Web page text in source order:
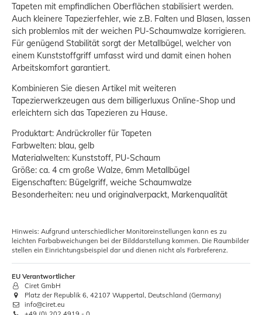
Tapeten mit empfindlichen Oberflächen stabilisiert werden.
Auch kleinere Tapezierfehler, wie z.B. Falten und Blasen, lassen
sich problemlos mit der weichen PU-Schaumwalze korrigieren.
Für genügend Stabilität sorgt der Metallbügel, welcher von
einem Kunststoffgriff umfasst wird und damit einen hohen
Arbeitskomfort garantiert.
Kombinieren Sie diesen Artikel mit weiteren
Tapezierwerkzeugen aus dem billigerluxus Online-Shop und
erleichtern sich das Tapezieren zu Hause.
Produktart: Andrückroller für Tapeten
Farbwelten: blau, gelb
Materialwelten: Kunststoff, PU-Schaum
Größe: ca. 4 cm große Walze, 6mm Metallbügel
Eigenschaften: Bügelgriff, weiche Schaumwalze
Besonderheiten: neu und originalverpackt, Markenqualität
Hinweis: Aufgrund unterschiedlicher Monitoreinstellungen kann es zu
leichten Farbabweichungen bei der Bilddarstellung kommen. Die Raumbilder
stellen ein Einrichtungsbeispiel dar und dienen nicht als Farbreferenz.
EU Verantwortlicher
Ciret GmbH
Platz der Republik 6, 42107 Wuppertal, Deutschland (Germany)
info@ciret.eu